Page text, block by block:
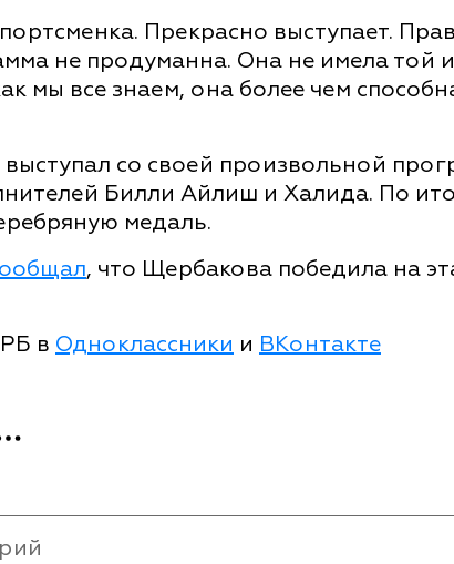
Прекрасно выступает.
не продуманна. Она не имела той
мы все знаем, она более чем
со своей произвольной
Билли Айлиш и Халида. По
медаль.
, что Щербакова победила на
в Одноклассники и ВКонтакте